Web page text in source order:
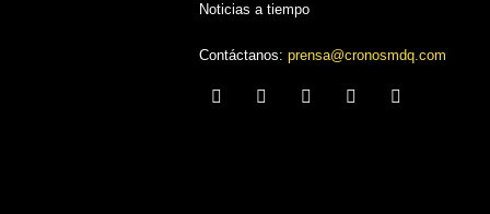
Noticias a tiempo
Contáctanos: prensa@cronosmdq.com